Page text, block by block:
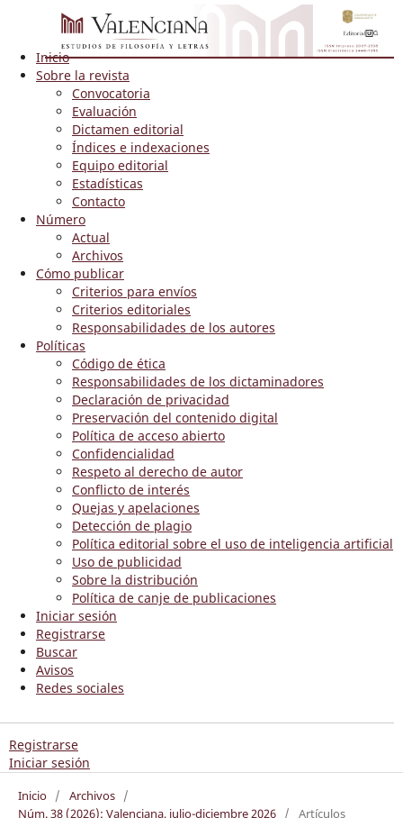
Inicio
Sobre la revista
Convocatoria
Evaluación
Dictamen editorial
Índices e indexaciones
Equipo editorial
Estadísticas
Contacto
Número
Actual
Archivos
Cómo publicar
Criterios para envíos
Criterios editoriales
Responsabilidades de los autores
Políticas
Código de ética
Responsabilidades de los dictaminadores
Declaración de privacidad
Preservación del contenido digital
Política de acceso abierto
Confidencialidad
Respeto al derecho de autor
Conflicto de interés
Quejas y apelaciones
Detección de plagio
Política editorial sobre el uso de inteligencia artificial
Uso de publicidad
Sobre la distribución
Política de canje de publicaciones
Iniciar sesión
Registrarse
Buscar
Avisos
Redes sociales
Registrarse
Iniciar sesión
Inicio / Archivos /
Núm. 38 (2026): Valenciana, julio-diciembre 2026 / Artículos